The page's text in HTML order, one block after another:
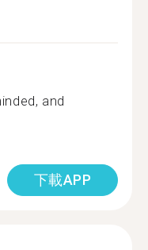
and
下載APP